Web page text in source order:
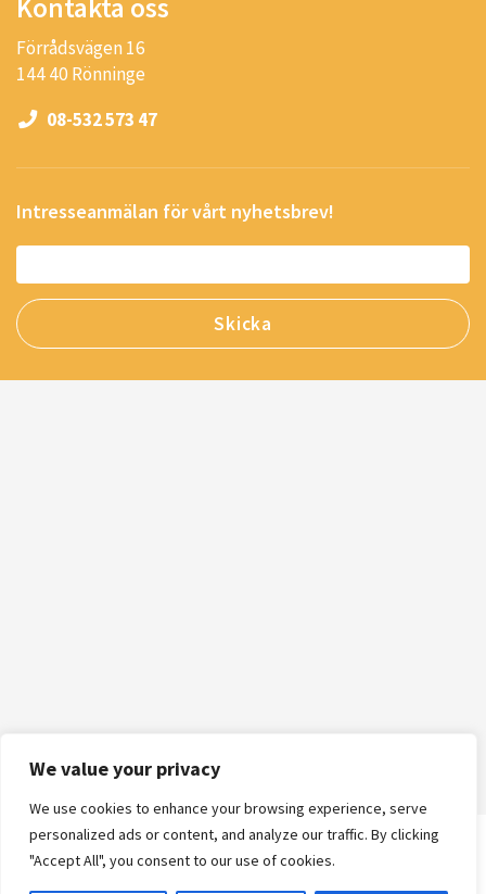
We value your privacy
We use cookies to enhance your browsing experience, serve
personalized ads or content, and analyze our traffic. By clicking
"Accept All", you consent to our use of cookies.
Kontakta oss
Förrådsvägen 16
144 40 Rönninge
08-532 573 47
Intresseanmälan för vårt nyhetsbrev!
Logga in